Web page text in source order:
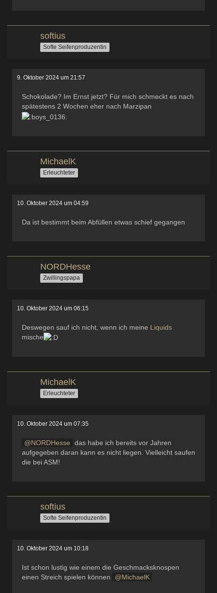
softius
Softe Seifenproduzentin
9. Oktober 2024 um 21:57
Schokolade? Im Ernst jetzt? Für mich schmeckt es nach
spätestens 2 Wochen eher nach Marzipan
MichaelK
Erleuchteter
10. Oktober 2024 um 04:59
Da ist bestimmt beim Abfüllen etwas schief gegangen
NORDHesse
Zwillingspapa
10. Oktober 2024 um 06:15
Deswegen sauf ich nicht, wenn ich meine Liquids
mische
MichaelK
Erleuchteter
10. Oktober 2024 um 07:35
NORDHesse
das habe ich bereits vor Jahren
aufgegeben daran kann es nicht liegen. Vielleicht saufen
die bei ASM!
softius
Softe Seifenproduzentin
10. Oktober 2024 um 10:18
Ist schon lustig wie einem die Geschmacksknospen
einen Streich spielen können
MichaelK